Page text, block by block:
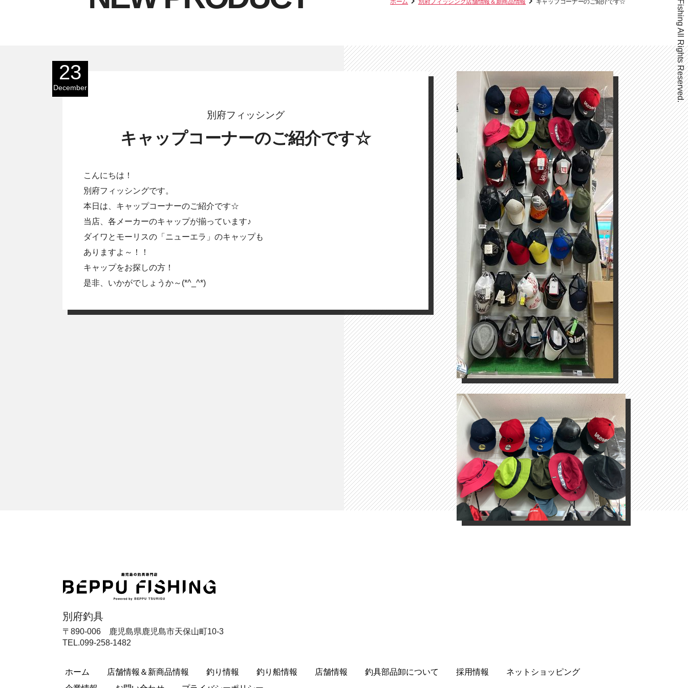
ホーム 別府フィッシング店舗情報＆新商品情報 キャップコーナーのご紹介です☆
23
December
別府フィッシング
キャップコーナーのご紹介です☆
こんにちは！
別府フィッシングです。
本日は、キャップコーナーのご紹介です☆
当店、各メーカーのキャップが揃っています♪
ダイワとモーリスの「ニューエラ」のキャップも
ありますよ～！！
キャップをお探しの方！
是非、いかがでしょうか～(*^_^*)
別府釣具
〒890-006 鹿児島県鹿児島市天保山町10-3
TEL.099-258-1482
ホーム 店舗情報＆新商品情報 釣り情報 釣り船情報 店舗情報 釣具部品卸について 採用情報
ネットショッピング